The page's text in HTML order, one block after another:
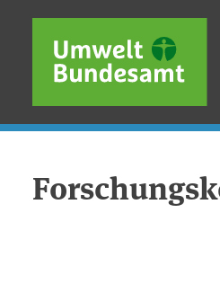
Direkt zum Inhalt
Direkt zum Hauptmenü
Direkt zur Fußzeile